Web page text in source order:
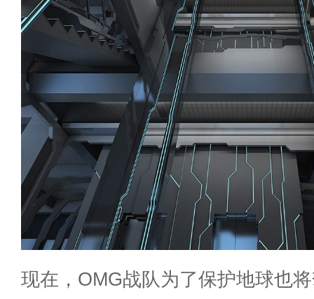
现在，OMG战队为了保护地球也